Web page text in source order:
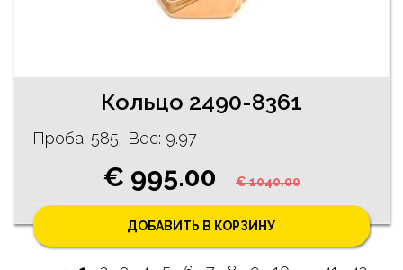
Кольцо 2490-8361
Проба: 585, Bес: 9.97
€ 995.00 € 1040.00
ДОБАВИТЬ В КОРЗИНУ